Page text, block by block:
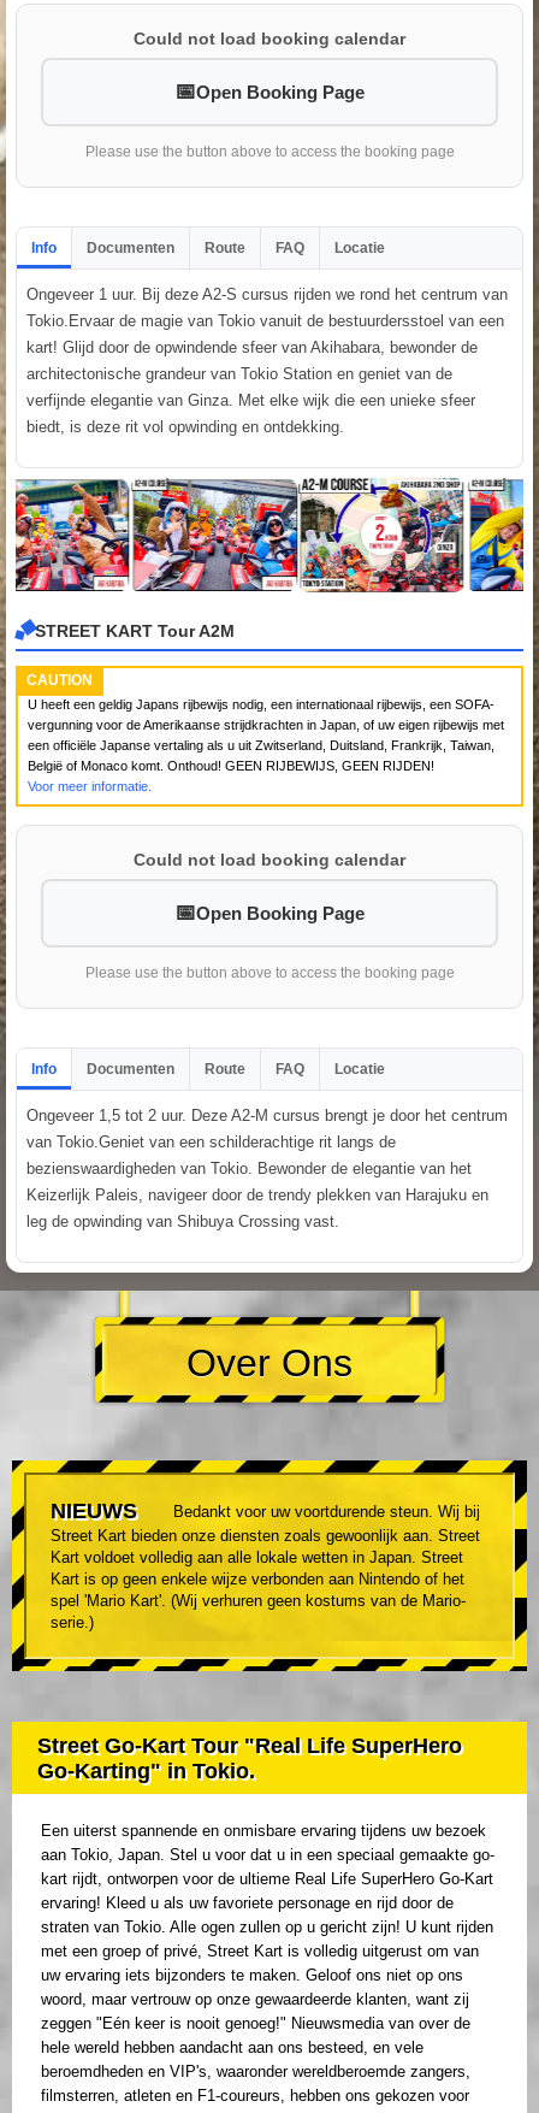
Could not load booking calendar
Open Booking Page
Please use the button above to access the booking page
Info Documenten Route FAQ Locatie
Ongeveer 1 uur. Bij deze A2-S cursus rijden we rond het centrum van
Tokio.Ervaar de magie van Tokio vanuit de bestuurdersstoel van een
kart! Glijd door de opwindende sfeer van Akihabara, bewonder de
architectonische grandeur van Tokio Station en geniet van de
verfijnde elegantie van Ginza. Met elke wijk die een unieke sfeer
biedt, is deze rit vol opwinding en ontdekking.
STREET KART Tour A2M
CAUTION
U heeft een geldig Japans rijbewijs nodig, een internationaal rijbewijs, een SOFA-
vergunning voor de Amerikaanse strijdkrachten in Japan, of uw eigen rijbewijs met
een officiële Japanse vertaling als u uit Zwitserland, Duitsland, Frankrijk, Taiwan,
België of Monaco komt. Onthoud! GEEN RIJBEWIJS, GEEN RIJDEN!
Voor meer informatie.
Could not load booking calendar
Open Booking Page
Please use the button above to access the booking page
Info Documenten Route FAQ Locatie
Ongeveer 1,5 tot 2 uur. Deze A2-M cursus brengt je door het centrum
van Tokio.Geniet van een schilderachtige rit langs de
bezienswaardigheden van Tokio. Bewonder de elegantie van het
Keizerlijk Paleis, navigeer door de trendy plekken van Harajuku en
leg de opwinding van Shibuya Crossing vast.
Over Ons
NIEUWS
Bedankt voor uw voortdurende steun. Wij bij
Street Kart bieden onze diensten zoals gewoonlijk aan. Street
Kart voldoet volledig aan alle lokale wetten in Japan. Street
Kart is op geen enkele wijze verbonden aan Nintendo of het
spel 'Mario Kart'. (Wij verhuren geen kostums van de Mario-
serie.)
Street Go-Kart Tour "Real Life SuperHero
Go-Karting" in Tokio.
Een uiterst spannende en onmisbare ervaring tijdens uw bezoek
aan Tokio, Japan. Stel u voor dat u in een speciaal gemaakte go-
kart rijdt, ontworpen voor de ultieme Real Life SuperHero Go-Kart
ervaring! Kleed u als uw favoriete personage en rijd door de
straten van Tokio. Alle ogen zullen op u gericht zijn! U kunt rijden
met een groep of privé, Street Kart is volledig uitgerust om van
uw ervaring iets bijzonders te maken. Geloof ons niet op ons
woord, maar vertrouw op onze gewaardeerde klanten, want zij
zeggen "Eén keer is nooit genoeg!" Nieuwsmedia van over de
hele wereld hebben aandacht aan ons besteed, en vele
beroemdheden en VIP's, waaronder wereldberoemde zangers,
filmsterren, atleten en F1-coureurs, hebben ons gekozen voor